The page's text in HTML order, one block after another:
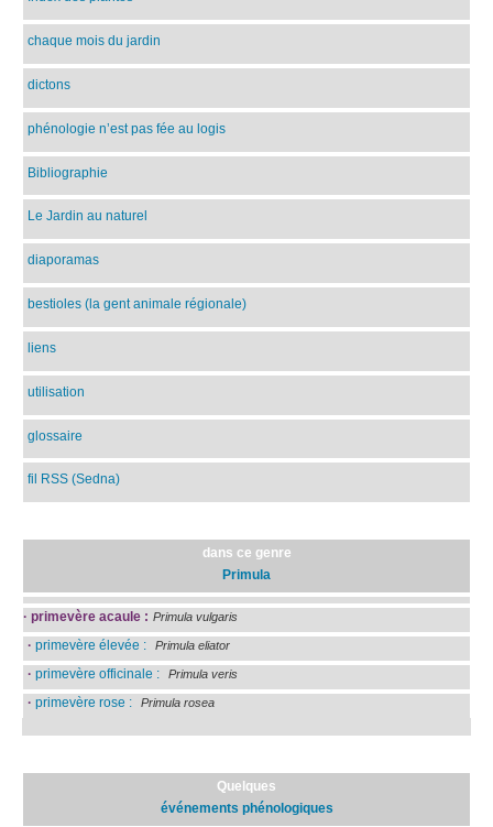
chaque mois du jardin
dictons
phénologie n’est pas fée au logis
Bibliographie
Le Jardin au naturel
diaporamas
bestioles (la gent animale régionale)
liens
utilisation
glossaire
fil RSS (Sedna)
dans ce genre
Primula
· primevère acaule : Primula vulgaris
· primevère élevée : Primula eliator
· primevère officinale : Primula veris
· primevère rose : Primula rosea
Quelques
événements phénologiques